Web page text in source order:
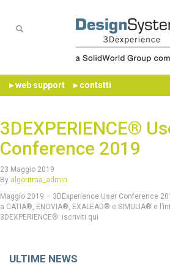
▸ web support ▸ contatti
3DEXPERIENCE®
Conference 2019
23 Maggio 2019
By algoritma_admin
Maggio 2019 – 3DExperience User Conference
a CATIA®, ENOVIA®, EXALEAD® e SIMULIA® e
3DEXPERIENCE®: iscriviti qui
ULTIME NEWS